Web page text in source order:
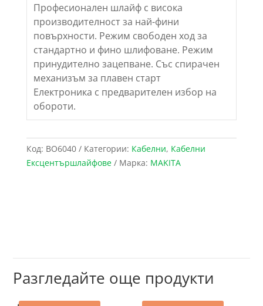
Професионален шлайф с висока
производителност за най-фини
повърхности. Режим свободен ход за
стандартно и фино шлифоване. Режим
принудително зацепване. Със спирачен
механизъм за плавен старт
Електроника с предварителен избор на
обороти.
Код: BO6040 Категории: Кабелни, Кабелни
Ексцентършлайфове
Марка: MAKITA
Разгледайте още продукти